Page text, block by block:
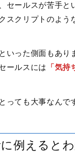
セールスが苦手
スクリプトのよう
いった側面もあ
ールスには
「気持
っても大事なんで
例えると